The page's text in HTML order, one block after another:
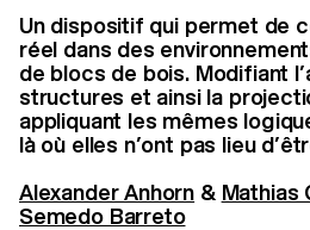
Un dispositif qui permet de
réel dans des
de blocs de bois. Modifiant
structures et ainsi la
appliquant les mêmes
là où elles n’ont pas lieu
Alexander Anhorn & Mathias
Semedo Barreto